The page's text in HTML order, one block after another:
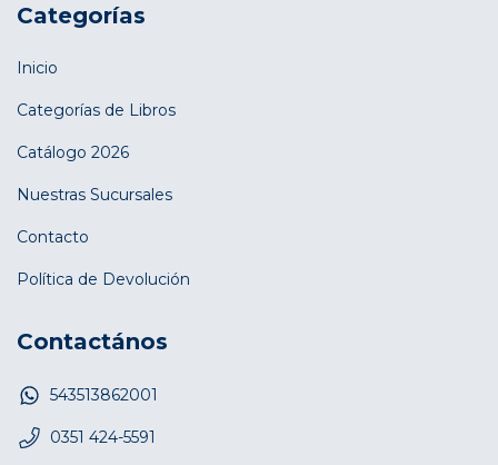
Categorías
Inicio
Categorías de Libros
Catálogo 2026
Nuestras Sucursales
Contacto
Política de Devolución
Contactános
543513862001
0351 424-5591